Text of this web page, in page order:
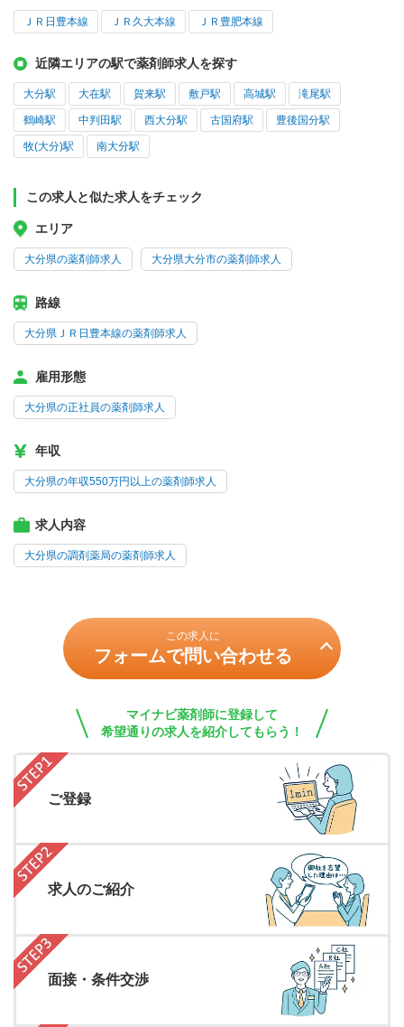
ＪＲ日豊本線 ＪＲ久大本線 ＪＲ豊肥本線
近隣エリアの駅で薬剤師求人を探す
大分駅 大在駅 賀来駅 敷戸駅 高城駅 滝尾駅
鶴崎駅 中判田駅 西大分駅 古国府駅 豊後国分駅
牧(大分)駅 南大分駅
この求人と似た求人をチェック
エリア
大分県の薬剤師求人 大分県大分市の薬剤師求人
路線
大分県ＪＲ日豊本線の薬剤師求人
雇用形態
大分県の正社員の薬剤師求人
年収
大分県の年収550万円以上の薬剤師求人
求人内容
大分県の調剤薬局の薬剤師求人
この求人に
フォームで問い合わせる
マイナビ薬剤師に登録して
希望通りの求人を紹介してもらう！
ご登録
求人のご紹介
面接・条件交渉